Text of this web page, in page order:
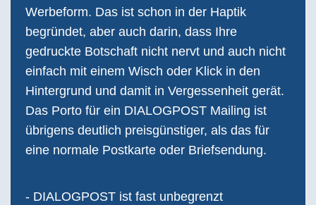
Werbeform. Das ist schon in der Haptik
begründet, aber auch darin, dass Ihre
gedruckte Botschaft nicht nervt und auch nicht
einfach mit einem Wisch oder Klick in den
Hintergrund und damit in Vergessenheit gerät.
Das Porto für ein DIALOGPOST Mailing ist
übrigens deutlich preisgünstiger, als das für
eine normale Postkarte oder Briefsendung.
- DIALOGPOST ist fast unbegrenzt